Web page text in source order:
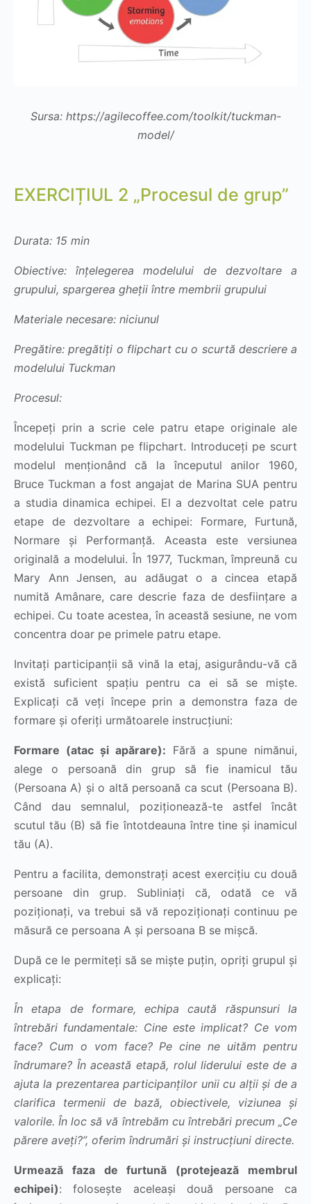
Sursa: https://agilecoffee.com/toolkit/tuckman-
model/
EXERCIȚIUL 2 „Procesul de grup”
Durata: 15 min
Obiective: înțelegerea modelului de dezvoltare a
grupului, spargerea gheții între membrii grupului
Materiale necesare: niciunul
Pregătire: pregătiți o flipchart cu o scurtă descriere a
modelului Tuckman
Procesul:
Începeți prin a scrie cele patru etape originale ale
modelului Tuckman pe flipchart. Introduceți pe scurt
modelul menționând că la începutul anilor 1960,
Bruce Tuckman a fost angajat de Marina SUA pentru
a studia dinamica echipei. El a dezvoltat cele patru
etape de dezvoltare a echipei: Formare, Furtună,
Normare și Performanță. Aceasta este versiunea
originală a modelului. În 1977, Tuckman, împreună cu
Mary Ann Jensen, au adăugat o a cincea etapă
numită Amânare, care descrie faza de desființare a
echipei. Cu toate acestea, în această sesiune, ne vom
concentra doar pe primele patru etape.
Invitați participanții să vină la etaj, asigurându-vă că
există suficient spațiu pentru ca ei să se miște.
Explicați că veți începe prin a demonstra faza de
formare și oferiți următoarele instrucțiuni:
Formare (atac și apărare): Fără a spune nimănui,
alege o persoană din grup să fie inamicul tău
(Persoana A) și o altă persoană ca scut (Persoana B).
Când dau semnalul, poziționează-te astfel încât
scutul tău (B) să fie întotdeauna între tine și inamicul
tău (A).
Pentru a facilita, demonstrați acest exercițiu cu două
persoane din grup. Subliniați că, odată ce vă
poziționați, va trebui să vă repoziționați continuu pe
măsură ce persoana A și persoana B se mișcă.
După ce le permiteți să se miște puțin, opriți grupul și
explicați:
În etapa de formare, echipa caută răspunsuri la
întrebări fundamentale: Cine este implicat? Ce vom
face? Cum o vom face? Pe cine ne uităm pentru
îndrumare? În această etapă, rolul liderului este de a
ajuta la prezentarea participanților unii cu alții și de a
clarifica termenii de bază, obiectivele, viziunea și
valorile. În loc să vă întrebăm cu întrebări precum „Ce
părere aveți?”, oferim îndrumări și instrucțiuni directe.
Urmează faza de furtună (protejează membrul
echipei): folosește aceleași două persoane ca